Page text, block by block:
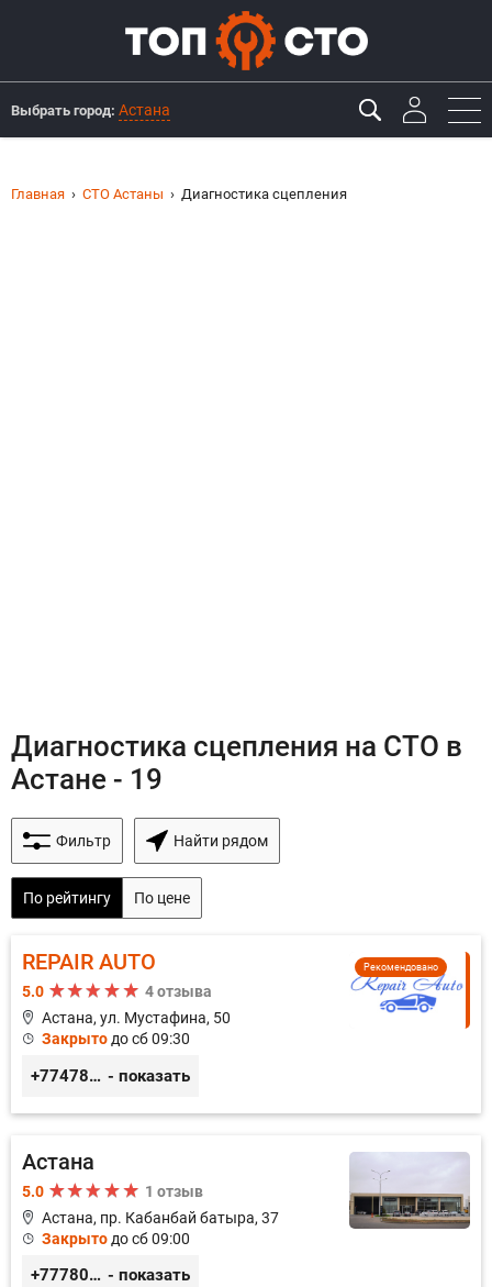
Выбрать город: Астана
Главная СТО Астаны Диагностика сцепления
Диагностика сцепления на СТО в
Астане - 19
Фильтр Найти рядом
По рейтингу По цене
Рекомендовано
REPAIR AUTO
5.0
4 отзыва
Астана, ул. Мустафина, 50
Закрыто до сб 09:30
+77478040784 - показать
Астана
5.0
1 отзыв
Астана, пр. Кабанбай батыра, 37
Закрыто до сб 09:00
+77780037474 - показать